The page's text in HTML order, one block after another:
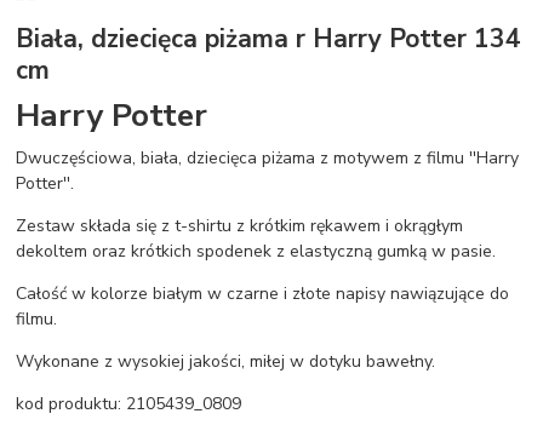
Biała, dziecięca piżama r Harry Potter 134
cm
Harry Potter
Dwuczęściowa, biała, dziecięca piżama z motywem z filmu ''Harry
Potter''.
Zestaw składa się z t-shirtu z krótkim rękawem i okrągłym
dekoltem oraz krótkich spodenek z elastyczną gumką w pasie.
Całość w kolorze białym w czarne i złote napisy nawiązujące do
filmu.
Wykonane z wysokiej jakości, miłej w dotyku bawełny.
kod produktu: 2105439_0809